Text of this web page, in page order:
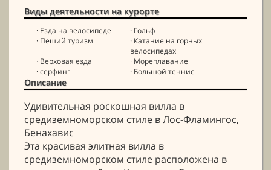
Виды деятельности на курорте
· Езда на велосипеде
· Гольф
· Пеший туризм
· Катание на горных
велосипедах
· Верховая езда
· Мореплавание
· серфинг
· Большой теннис
Описание
Удивительная роскошная вилла в
средиземноморском стиле в Лос-Фламингос,
Бенахавис
Эта красивая элитная вилла в
средиземноморском стиле расположена в